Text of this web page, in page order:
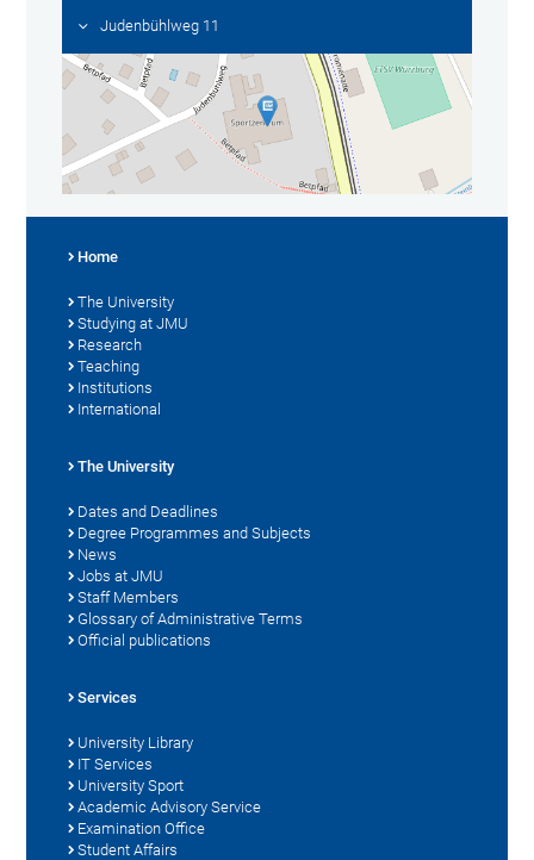
Judenbühlweg 11
Home
The University
Studying at JMU
Research
Teaching
Institutions
International
The University
Dates and Deadlines
Degree Programmes and Subjects
News
Jobs at JMU
Staff Members
Glossary of Administrative Terms
Official publications
Services
University Library
IT Services
University Sport
Academic Advisory Service
Examination Office
Student Affairs